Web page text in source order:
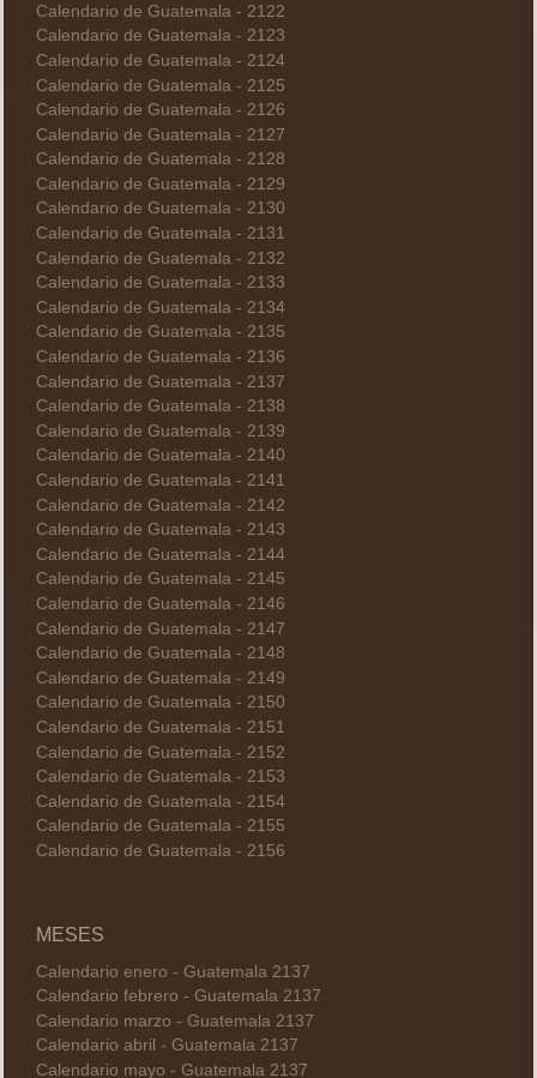
Calendario de Guatemala - 2122
Calendario de Guatemala - 2123
Calendario de Guatemala - 2124
Calendario de Guatemala - 2125
Calendario de Guatemala - 2126
Calendario de Guatemala - 2127
Calendario de Guatemala - 2128
Calendario de Guatemala - 2129
Calendario de Guatemala - 2130
Calendario de Guatemala - 2131
Calendario de Guatemala - 2132
Calendario de Guatemala - 2133
Calendario de Guatemala - 2134
Calendario de Guatemala - 2135
Calendario de Guatemala - 2136
Calendario de Guatemala - 2137
Calendario de Guatemala - 2138
Calendario de Guatemala - 2139
Calendario de Guatemala - 2140
Calendario de Guatemala - 2141
Calendario de Guatemala - 2142
Calendario de Guatemala - 2143
Calendario de Guatemala - 2144
Calendario de Guatemala - 2145
Calendario de Guatemala - 2146
Calendario de Guatemala - 2147
Calendario de Guatemala - 2148
Calendario de Guatemala - 2149
Calendario de Guatemala - 2150
Calendario de Guatemala - 2151
Calendario de Guatemala - 2152
Calendario de Guatemala - 2153
Calendario de Guatemala - 2154
Calendario de Guatemala - 2155
Calendario de Guatemala - 2156
MESES
Calendario enero - Guatemala 2137
Calendario febrero - Guatemala 2137
Calendario marzo - Guatemala 2137
Calendario abril - Guatemala 2137
Calendario mayo - Guatemala 2137